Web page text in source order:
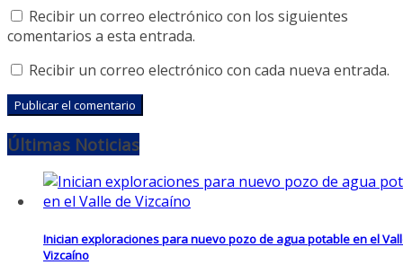
Recibir un correo electrónico con los siguientes
comentarios a esta entrada.
Recibir un correo electrónico con cada nueva entrada.
Últimas Noticias
Inician exploraciones para nuevo pozo de agua potable en el
Vizcaíno